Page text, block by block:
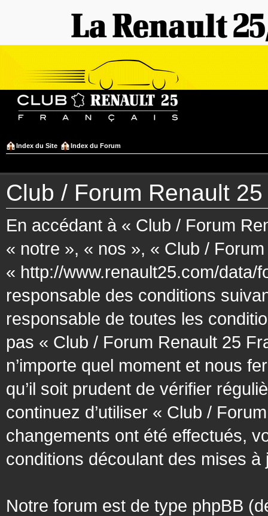
Index du Site Index du Forum
Club / Forum Renault
En accédant à « Club / Forum
« notre », « nos », « Club /
« http://www.renault25.com/data/
responsable des conditions
responsable de toutes les
pas « Club / Forum Renault 25
n’importe quel moment et nous
qu’il soit prudent de vérifier
continuez d’utiliser « Club /
changements ont été effectués,
conditions découlant des mises
Notre forum est de type phpBB